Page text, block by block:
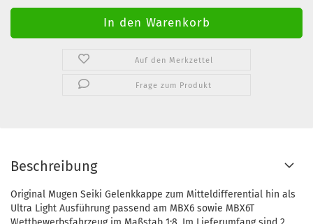
Auf den Merkzettel
Frage zum Produkt
Beschreibung
Original Mugen Seiki Gelenkkappe zum Mitteldifferential hin als
Ultra Light Ausführung passend am MBX6 sowie MBX6T